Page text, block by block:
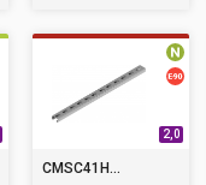
2,0
CMSC41H...